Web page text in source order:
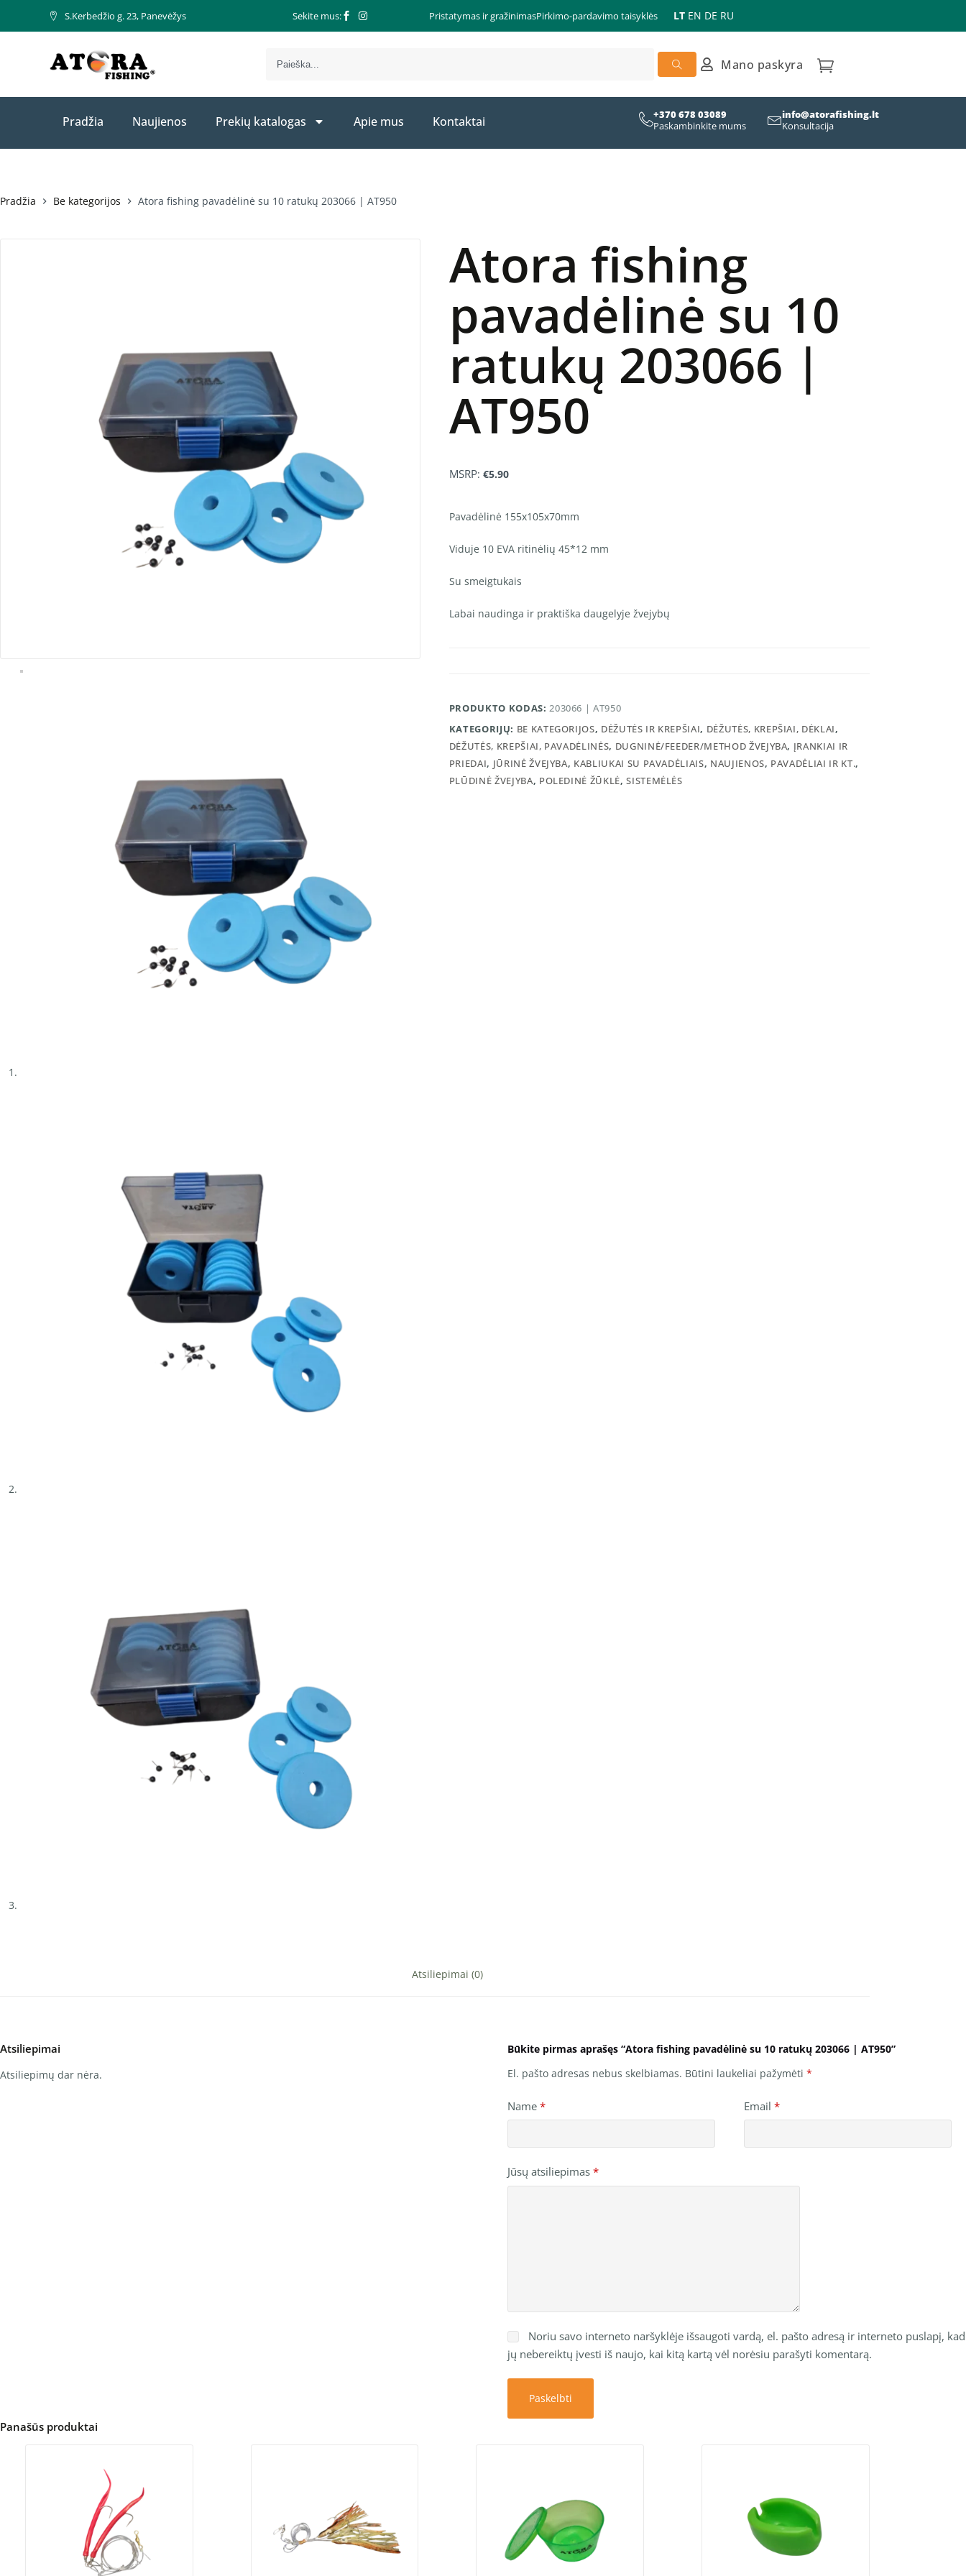
S.Kerbedžio g. 23, Panevėžys Sekite mus: Pristatymas ir gražinimasPirkimo-pardavimo taisyklės LT EN DE RU
Mano paskyra
Pradžia Naujienos Prekių katalogas Apie mus Kontaktai
+370 678 03089
Paskambinkite mums
info@atorafishing.lt
Konsultacija
Pradžia Be kategorijos Atora fishing pavadėlinė su 10 ratukų 203066 | AT950
Atora fishing
pavadėlinė su 10
ratukų 203066 |
AT950
MSRP: €5.90
Pavadėlinė 155x105x70mm
Viduje 10 EVA ritinėlių 45*12 mm
Su smeigtukais
Labai naudinga ir praktiška daugelyje žvejybų
PRODUKTO KODAS:203066 | AT950
KATEGORIJŲ: BE KATEGORIJOS, DĖŽUTĖS IR KREPŠIAI, DĖŽUTĖS, KREPŠIAI, DĖKLAI,
DĖŽUTĖS, KREPŠIAI, PAVADĖLINĖS, DUGNINĖ/FEEDER/METHOD ŽVEJYBA, ĮRANKIAI IR
PRIEDAI, JŪRINĖ ŽVEJYBA, KABLIUKAI SU PAVADĖLIAIS, NAUJIENOS, PAVADĖLIAI IR KT.,
PLŪDINĖ ŽVEJYBA, POLEDINĖ ŽŪKLĖ,SISTEMĖLĖS
Atsiliepimai (0)
Atsiliepimai
Atsiliepimų dar nėra.
Būkite pirmas aprašęs “Atora fishing pavadėlinė su 10 ratukų 203066 | AT950”
El. pašto adresas nebus skelbiamas. Būtini laukeliai pažymėti *
Name* Email *
Jūsų atsiliepimas *
Noriu savo interneto naršyklėje išsaugoti vardą, el. pašto adresą ir interneto puslapį, kad
jų nebereiktų įvesti iš naujo, kai kitą kartą vėl norėsiu parašyti komentarą.
Paskelbti
Panašūs produktai